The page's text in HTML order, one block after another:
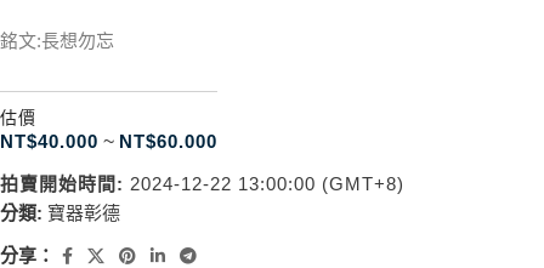
銘文:長想勿忘
估價
NT$40.000 ~ NT$60.000
拍賣開始時間: 2024-12-22 13:00:00 (GMT+8)
分類: 寶器彰德
分享：